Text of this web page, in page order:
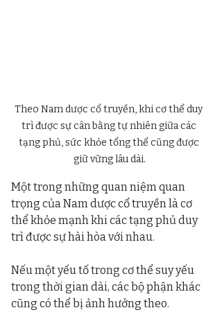
Theo Nam dược cổ truyền, khi cơ thể duy
trì được sự cân bằng tự nhiên giữa các
tạng phủ, sức khỏe tổng thể cũng được
giữ vững lâu dài.
Một trong những quan niệm quan
trọng của Nam dược cổ truyền là cơ
thể khỏe mạnh khi các tạng phủ duy
trì được sự hài hòa với nhau.
Nếu một yếu tố trong cơ thể suy yếu
trong thời gian dài, các bộ phận khác
cũng có thể bị ảnh hưởng theo.